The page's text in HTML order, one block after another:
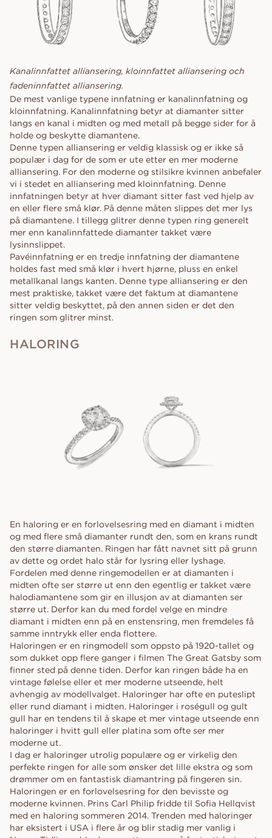
Kanalinnfattet alliansering, kloinnfattet alliansering och
fadeninnfattet alliansering.
De mest vanlige typene innfatning er kanalinnfatning og
kloinnfatning. Kanalinnfatning betyr at diamanter sitter
langs en kanal i midten og med metall på begge sider for å
holde og beskytte diamantene.
Denne typen alliansering er veldig klassisk og er ikke så
populær i dag for de som er ute etter en mer moderne
alliansering. For den moderne og stilsikre kvinnen anbefaler
vi i stedet en alliansering med kloinnfatning. Denne
innfatningen betyr at hver diamant sitter fast ved hjelp av
en eller flere små klør. På denne måten slippes det mer lys
på diamantene. I tillegg glitrer denne typen ring generelt
mer enn kanalinnfattede diamanter takket være
lysinnslippet.
Pavéinnfatning er en tredje innfatning der diamantene
holdes fast med små klør i hvert hjørne, pluss en enkel
metallkanal langs kanten. Denne type alliansering er den
mest praktiske, takket være det faktum at diamantene
sitter veldig beskyttet, på den annen siden er det den
ringen som glitrer minst.
HALORING
En haloring er en forlovelsesring med en diamant i midten
og med flere små diamanter rundt den, som en krans rundt
den større diamanten. Ringen har fått navnet sitt på grunn
av dette og ordet halo står for lysring eller lyshage.
Fordelen med denne ringemodellen er at diamanten i
midten ofte ser større ut enn den egentlig er takket være
halodiamantene som gir en illusjon av at diamanten ser
større ut. Derfor kan du med fordel velge en mindre
diamant i midten enn på en enstensring, men fremdeles få
samme inntrykk eller enda flottere.
Haloringen er en ringmodell som oppsto på 1920-tallet og
som dukket opp flere ganger i filmen The Great Gatsby som
finner sted på denne tiden. Derfor kan ringen både ha en
vintage følelse eller et mer moderne utseende, helt
avhengig av modellvalget. Haloringer har ofte en puteslipt
eller rund diamant i midten. Haloringer i roségull og gult
gull har en tendens til å skape et mer vintage utseende enn
haloringer i hvitt gull eller platina som ofte ser mer
moderne ut.
I dag er haloringer utrolig populære og er virkelig den
perfekte ringen for alle som ønsker det lille ekstra og som
drømmer om en fantastisk diamantring på fingeren sin.
Haloringen er en forlovelsesring for den bevisste og
moderne kvinnen. Prins Carl Philip fridde til Sofia Hellqvist
med en haloring sommeren 2014. Trenden med haloringer
har eksistert i USA i flere år og blir stadig mer vanlig i